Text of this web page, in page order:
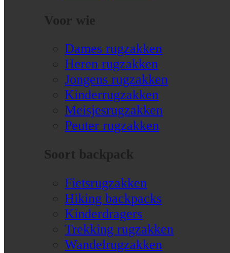
Voor wie
Dames rugzakken
Heren rugzakken
Jongens rugzakken
Kinderrugzakken
Meisjesrugzakken
Peuter rugzakken
Soort backpack
Fietsrugzakken
Hiking backpacks
Kinderdragers
Trekking rugzakken
Wandelrugzakken